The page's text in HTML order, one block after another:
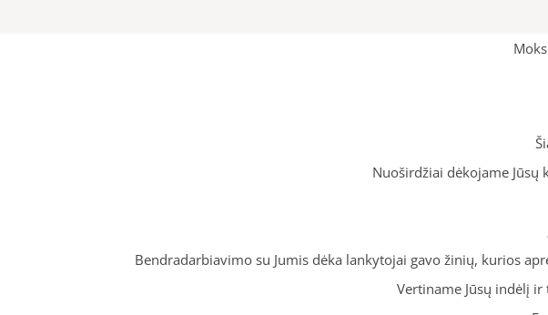
Nuoširdžiai dėkojame
Bendradarbiavimo su Jumis dėka lankytojai gavo žinių, kurios
Vertiname Jūsų indėlį